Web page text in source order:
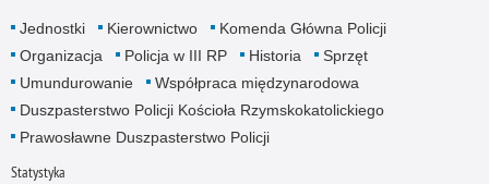
Jednostki Kierownictwo
Komenda Główna Policji
Organizacja
Policja w III RP Historia
Sprzęt
Umundurowanie
Współpraca międzynarodowa
Duszpasterstwo Policji Kościoła Rzymskokatolickiego
Prawosławne Duszpasterstwo Policji
Statystyka